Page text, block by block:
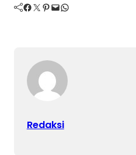
Facebook Twitter Pinterest Mail WhatsApp
Redaksi